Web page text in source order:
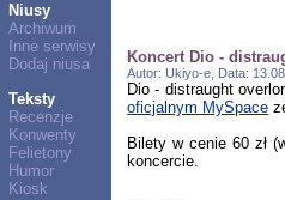
Niusy
Archiwum
Inne serwisy
Dodaj niusa
Teksty
Recenzje
Konwenty
Felietony
Humor
Kiosk
Koncert Dio -
Autor: Ukiyo-e, Data:
Dio - distraught
oficjalnym MySpace
Bilety w cenie 60 zł
koncercie.